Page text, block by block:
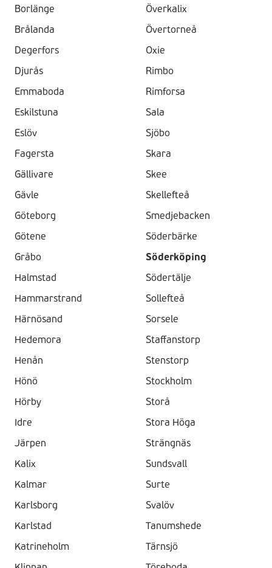
Borlänge
Brålanda
Degerfors
Djurås
Emmaboda
Eskilstuna
Eslöv
Fagersta
Gällivare
Gävle
Göteborg
Götene
Gråbo
Halmstad
Hammarstrand
Härnösand
Hedemora
Henån
Hönö
Hörby
Idre
Järpen
Kalix
Kalmar
Karlsborg
Karlstad
Katrineholm
Överkalix
Övertorneå
Oxie
Rimbo
Rimforsa
Sala
Sjöbo
Skara
Skee
Skellefteå
Smedjebacken
Söderbärke
Söderköping
Södertälje
Sollefteå
Sorsele
Staffanstorp
Stenstorp
Stockholm
Storå
Stora Höga
Strängnäs
Sundsvall
Surte
Svalöv
Tanumshede
Tärnsjö